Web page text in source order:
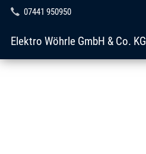
07441 950950
Elektro Wöhrle GmbH & Co. KG